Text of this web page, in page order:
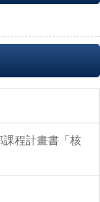
課程計畫書「核